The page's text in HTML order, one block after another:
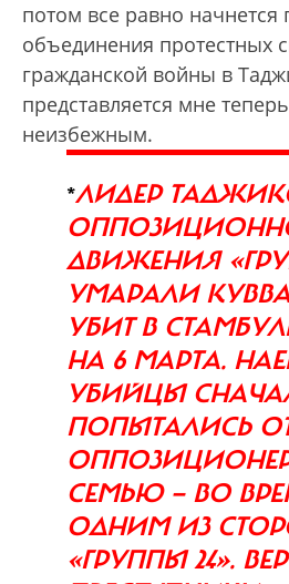
потом все равно начнется
объединения протестных
гражданской войны в
представляется мне
неизбежным.
*ЛИДЕР
ДВИЖЕНИЯ
УМАРАЛИ
УБИТ В
НА 6 МАРТА.
УБИЙЦЫ
ПОПЫТАЛИСЬ
СЕМЬЮ — ВО
ОДНИМ ИЗ
«ГРУППЫ 24».